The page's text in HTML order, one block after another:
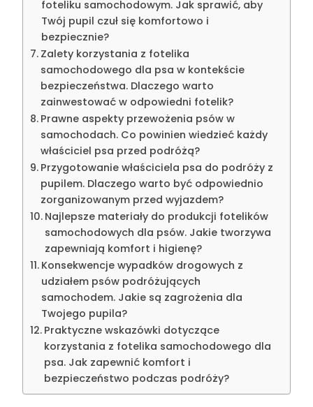
foteliku samochodowym. Jak sprawić, aby
Twój pupil czuł się komfortowo i
bezpiecznie?
Zalety korzystania z fotelika
samochodowego dla psa w kontekście
bezpieczeństwa. Dlaczego warto
zainwestować w odpowiedni fotelik?
Prawne aspekty przewożenia psów w
samochodach. Co powinien wiedzieć każdy
właściciel psa przed podróżą?
Przygotowanie właściciela psa do podróży z
pupilem. Dlaczego warto być odpowiednio
zorganizowanym przed wyjazdem?
Najlepsze materiały do produkcji fotelików
samochodowych dla psów. Jakie tworzywa
zapewniają komfort i higienę?
Konsekwencje wypadków drogowych z
udziałem psów podróżujących
samochodem. Jakie są zagrożenia dla
Twojego pupila?
Praktyczne wskazówki dotyczące
korzystania z fotelika samochodowego dla
psa. Jak zapewnić komfort i
bezpieczeństwo podczas podróży?